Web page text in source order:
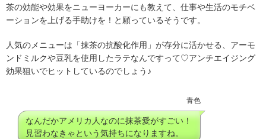
茶の効能や効果をニューヨーカーにも教えて、仕事や生活のモチベ
ーションを上げる手助けを！と願っているそうです。
人気のメニューは「抹茶の抗酸化作用」が存分に活かせる、アーモ
ンドミルクや豆乳を使用したラテなんですって♡アンチエイジング
効果狙いでヒットしているのでしょう♪
青色
なんだかアメリカ人なのに抹茶愛がすごい！
見習わなきゃという気持ちになりますね。